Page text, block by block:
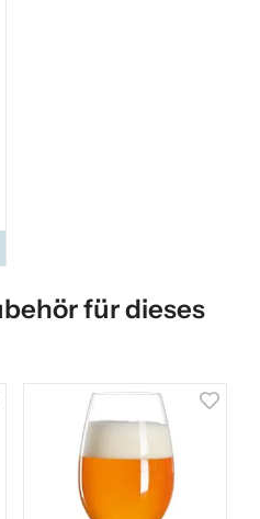
für dieses